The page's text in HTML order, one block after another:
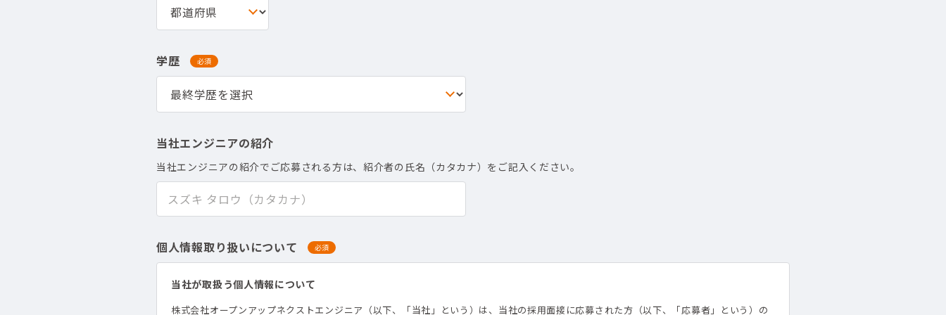
学歴 必須
当社エンジニアの紹介
当社エンジニアの紹介でご応募される方は、紹介者の氏名（カタカナ）をご記入ください。
個人情報取り扱いについて 必須
当社が取扱う個人情報について
株式会社オープンアップネクストエンジニア（以下、「当社」という）は、当社の採用面接に応募された方（以下、「応募者」という）の